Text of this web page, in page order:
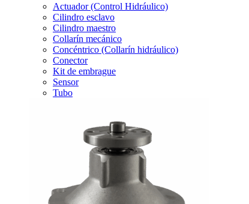
Actuador (Control Hidráulico)
Cilindro esclavo
Cilindro maestro
Collarín mecánico
Concéntrico (Collarín hidráulico)
Conector
Kit de embrague
Sensor
Tubo